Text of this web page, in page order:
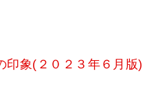
印象(２０２３年６月版)